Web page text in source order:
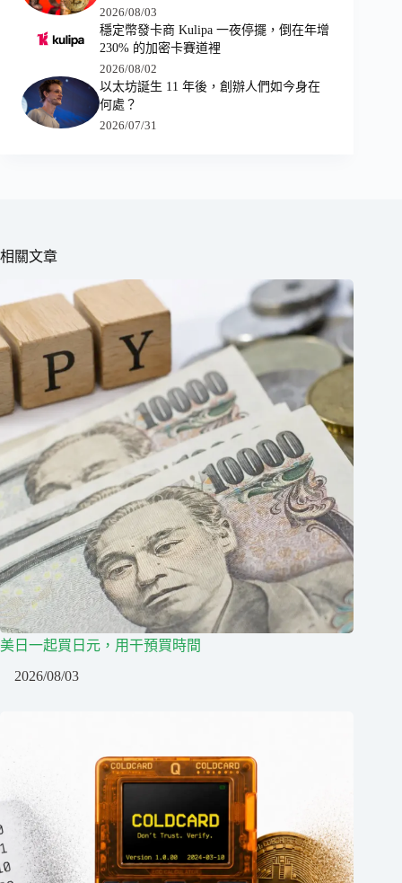
2026/08/03
穩定幣發卡商 Kulipa 一夜停擺，倒在年增
230% 的加密卡賽道裡
2026/08/02
以太坊誕生 11 年後，創辦人們如今身在
何處？
2026/07/31
相關文章
美日一起買日元，用干預買時間
2026/08/03